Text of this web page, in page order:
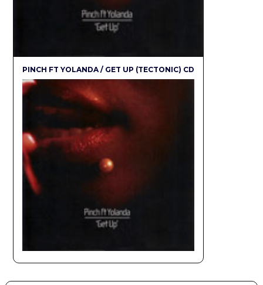
PINCH FT YOLANDA / GET UP (TECTONIC) CD